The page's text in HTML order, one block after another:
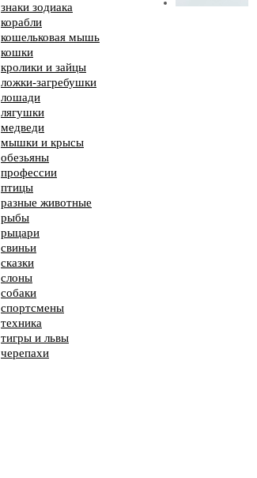
знаки зодиака
корабли
кошельковая мышь
кошки
кролики и зайцы
ложки-загребушки
лошади
лягушки
медведи
мышки и крысы
обезьяны
профессии
птицы
разные животные
рыбы
рыцари
свиньи
сказки
слоны
собаки
спортсмены
техника
тигры и львы
черепахи